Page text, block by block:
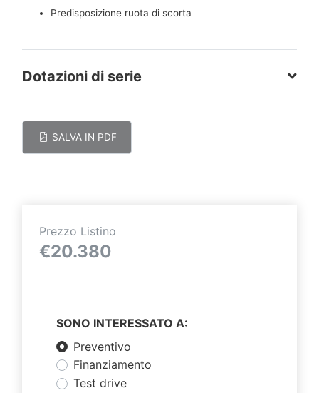
Predisposizione ruota di scorta
Dotazioni di serie
SALVA IN PDF
Prezzo Listino
€20.380
SONO INTERESSATO A:
Preventivo
Finanziamento
Test drive